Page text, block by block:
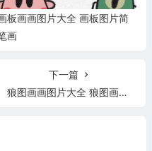
板画画图片大全 画板图片简
画
下一篇
狼图画画图片大全 狼图画画图片大全简单